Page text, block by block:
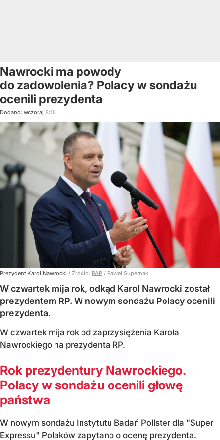
Nawrocki ma powody
do zadowolenia? Polacy w sondażu
ocenili prezydenta
Dodano: wczoraj 8:18
Prezydent Karol Nawrocki / Źródło: PAP / Paweł Supernak
W czwartek mija rok, odkąd Karol Nawrocki został
prezydentem RP. W nowym sondażu Polacy ocenili
prezydenta.
W czwartek mija rok od zaprzysiężenia Karola
Nawrockiego na prezydenta RP.
Rok prezydentury Nawrockiego.
Polacy w sondażu ocenili głowę
państwa
W nowym sondażu Instytutu Badań Pollster dla "Super
Expressu" Polaków zapytano o ocenę prezydenta.